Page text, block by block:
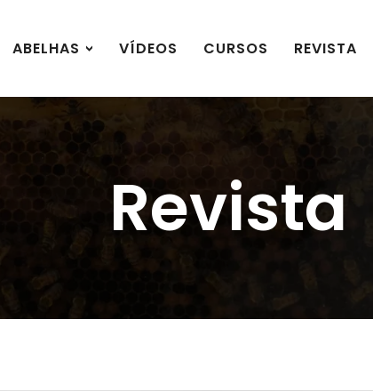
ABELHAS VÍDEOS CURSOS REVISTA
Revista